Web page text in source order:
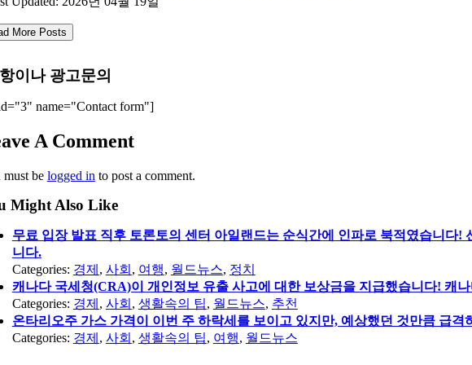
More Posts
이나 광고문의
name="Contact form"]
A Comment
must be logged in to post a comment.
Might Also Like
무료 입장 발표 직후 토론토의 센터 아일랜드는 순식간에 인파로 북적였습니다
니다.
Categories: 경제 , 사회 , 여행, 월드뉴스, 정치
캐나다 국세청(CRA)이 개인정보 유출 사고에 대한 보상금을 지급했습니다! 캐
Categories: 경제 , 사회 , 생활속의 팁, 월드뉴스, 추천
온타리오주 가스 가격이 이번 주 하락세를 보이고 있지만, 예상했던 것만큼 급
Categories: 경제 , 사회 , 생활속의 팁, 여행, 월드뉴스